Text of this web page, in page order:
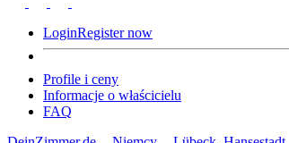
LoginRegister now
Profile i ceny
Informacje o właścicielu
FAQ